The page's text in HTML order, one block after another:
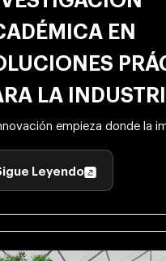
EN
LA
empieza donde la
Leyendo